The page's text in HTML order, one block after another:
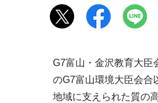
G7富山・金沢教育大臣
のG7富山環境大臣会合
地域に支えられた質の